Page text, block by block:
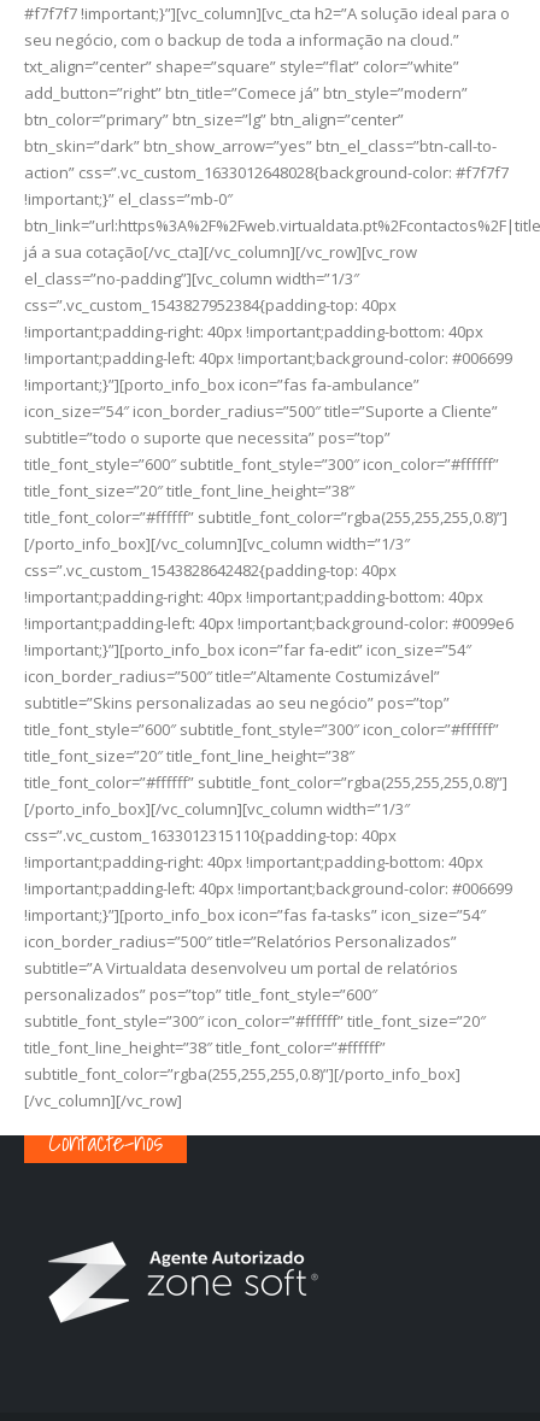
#f7f7f7 !important;}”][vc_column][vc_cta h2=”A solução ideal para o
seu negócio, com o backup de toda a informação na cloud.”
txt_align=”center” shape=”square” style=”flat” color=”white”
add_button=”right” btn_title=”Comece já” btn_style=”modern”
btn_color=”primary” btn_size=”lg” btn_align=”center”
btn_skin=”dark” btn_show_arrow=”yes” btn_el_class=”btn-call-to-
action” css=”.vc_custom_1633012648028{background-color: #f7f7f7
!important;}” el_class=”mb-0″
já a sua cotação[/vc_cta][/vc_column][/vc_row][vc_row
el_class=”no-padding”][vc_column width=”1/3″
css=”.vc_custom_1543827952384{padding-top: 40px
!important;padding-right: 40px !important;padding-bottom: 40px
!important;padding-left: 40px !important;background-color: #006699
!important;}”][porto_info_box icon=”fas fa-ambulance”
icon_size=”54″ icon_border_radius=”500″ title=”Suporte a Cliente”
subtitle=”todo o suporte que necessita” pos=”top”
title_font_style=”600″ subtitle_font_style=”300″ icon_color=”#ffffff”
title_font_size=”20″ title_font_line_height=”38″
title_font_color=”#ffffff” subtitle_font_color=”rgba(255,255,255,0.8)”]
[/porto_info_box][/vc_column][vc_column width=”1/3″
css=”.vc_custom_1543828642482{padding-top: 40px
!important;padding-right: 40px !important;padding-bottom: 40px
!important;padding-left: 40px !important;background-color: #0099e6
!important;}”][porto_info_box icon=”far fa-edit” icon_size=”54″
icon_border_radius=”500″ title=”Altamente Costumizável”
subtitle=”Skins personalizadas ao seu negócio” pos=”top”
title_font_style=”600″ subtitle_font_style=”300″ icon_color=”#ffffff”
title_font_size=”20″ title_font_line_height=”38″
title_font_color=”#ffffff” subtitle_font_color=”rgba(255,255,255,0.8)”]
[/porto_info_box][/vc_column][vc_column width=”1/3″
css=”.vc_custom_1633012315110{padding-top: 40px
!important;padding-right: 40px !important;padding-bottom: 40px
!important;padding-left: 40px !important;background-color: #006699
!important;}”][porto_info_box icon=”fas fa-tasks” icon_size=”54″
icon_border_radius=”500″ title=”Relatórios Personalizados”
subtitle=”A Virtualdata desenvolveu um portal de relatórios
personalizados” pos=”top” title_font_style=”600″
subtitle_font_style=”300″ icon_color=”#ffffff” title_font_size=”20″
title_font_line_height=”38″ title_font_color=”#ffffff”
subtitle_font_color=”rgba(255,255,255,0.8)”][/porto_info_box]
[/vc_column][/vc_row]
Contacte-nos